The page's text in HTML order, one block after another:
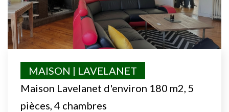
Maison Lavelanet d'environ 180 m2, 5
pièces, 4 chambres
MAISON | LAVELANET